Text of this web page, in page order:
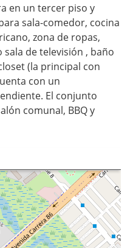
en un tercer piso y
sala-comedor, cocina
zona de ropas,
de televisión , baño
(la principal con
con un
El conjunto
comunal, BBQ y